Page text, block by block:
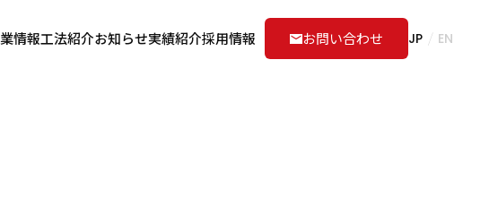
情報工法紹介お知らせ実績紹介採用情報 お問い合わせ JP EN